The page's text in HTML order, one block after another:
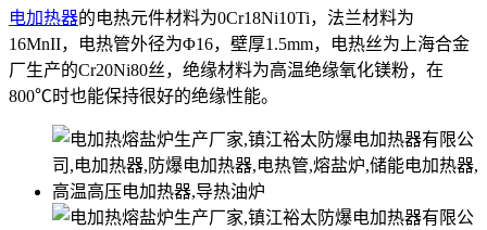
电加热器的电热元件材料为0Cr18Ni10Ti，法兰材料为
16MnII，电热管外径为Φ16，壁厚1.5mm，电热丝为上海合金
厂生产的Cr20Ni80丝，绝缘材料为高温绝缘氧化镁粉，在
800℃时也能保持很好的绝缘性能。